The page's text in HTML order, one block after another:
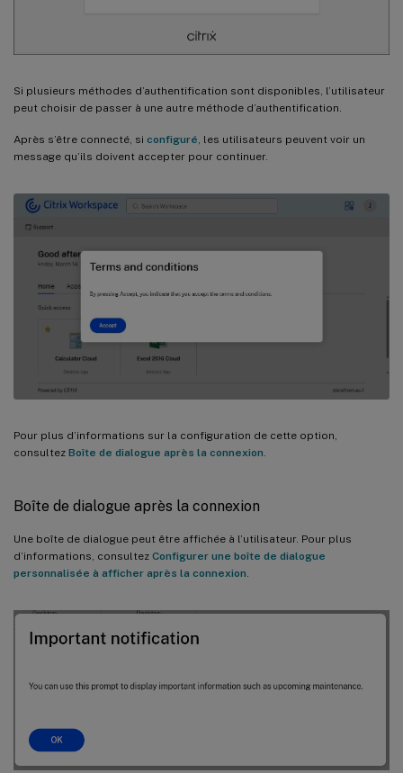
Si plusieurs méthodes d’authentification sont disponibles, l’utilisateur
peut choisir de passer à une autre méthode d’authentification.
Après s’être connecté, si configuré, les utilisateurs peuvent voir un
message qu’ils doivent accepter pour continuer.
Pour plus d’informations sur la configuration de cette option,
consultez Boîte de dialogue après la connexion.
Boîte de dialogue après la connexion
Une boîte de dialogue peut être affichée à l’utilisateur. Pour plus
d’informations, consultez Configurer une boîte de dialogue
personnalisée à afficher après la connexion.